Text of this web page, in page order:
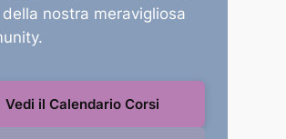
nostra meravigliosa
Vedi il Calendario Corsi